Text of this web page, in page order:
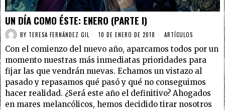
UN DÍA COMO ÉSTE: ENERO (PARTE I)
BY TERESA FERNÁNDEZ GIL 10 DE ENERO DE 2018 ARTÍCULOS
Con el comienzo del nuevo año, aparcamos todos por un
momento nuestras más inmediatas prioridades para
fijar las que vendrán nuevas. Echamos un vistazo al
pasado y repasamos qué pasó y qué no conseguimos
hacer realidad. ¿Será este año el definitivo? Ahogados
en mares melancólicos, hemos decidido tirar nosotros